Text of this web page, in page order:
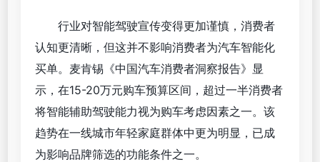
行业对智能驾驶宣传变得更加谨慎，消费者
认知更清晰，但这并不影响消费者为汽车智能化
买单。麦肯锡《中国汽车消费者洞察报告》显
示，在15-20万元购车预算区间，超过一半消费者
将智能辅助驾驶能力视为购车考虑因素之一。该
趋势在一线城市年轻家庭群体中更为明显，已成
为影响品牌筛选的功能条件之一。